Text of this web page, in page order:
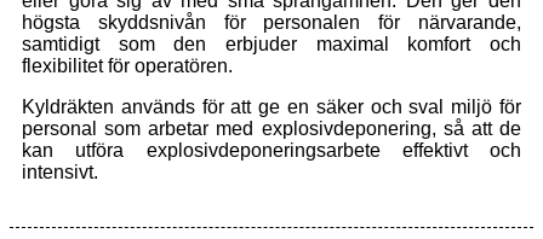
högsta skyddsnivån för personalen för närvarande,
samtidigt som den erbjuder maximal komfort och
flexibilitet för operatören.
Kyldräkten används för att ge en säker och sval miljö för
personal som arbetar med explosivdeponering, så att de
kan utföra explosivdeponeringsarbete effektivt och
intensivt.